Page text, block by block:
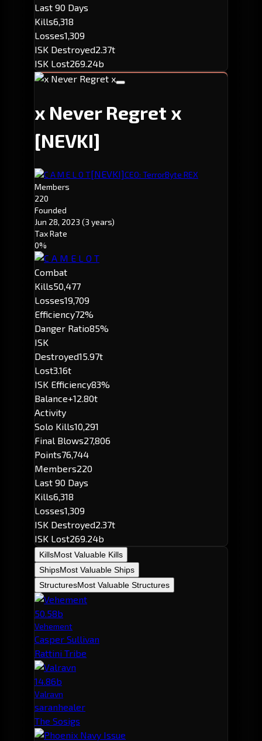
Last 90 Days
Kills6,318
Losses1,309
ISK Destroyed2.37t
ISK Lost269.24b
x Never Regret x
[NEVKI]
C A M E L O T[NEVKI]CEO: TerrorByte REX
Members
220
Founded
Jun 28, 2023 (3 years)
Tax Rate
0%
Combat
Kills50,477
Losses19,709
Efficiency72%
Danger Ratio85%
ISK
Destroyed15.97t
Lost3.16t
ISK Efficiency83%
Balance+12.80t
Activity
Solo Kills10,291
Final Blows27,806
Points76,744
Members220
Last 90 Days
Kills6,318
Losses1,309
ISK Destroyed2.37t
ISK Lost269.24b
KillsMost Valuable Kills
ShipsMost Valuable Ships
StructuresMost Valuable Structures
50.58b
Vehement
Casper Sullivan
Rattini Tribe
14.86b
Valravn
saranhealer
The Sosigs